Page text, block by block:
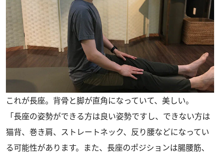
これが長座。背骨と脚が直角になっていて、美しい。
「長座の姿勢ができる方は良い姿勢ですし、できない方は
猫背、巻き肩、ストレートネック、反り腰などになってい
る可能性があります。また、長座のポジションは腸腰筋、